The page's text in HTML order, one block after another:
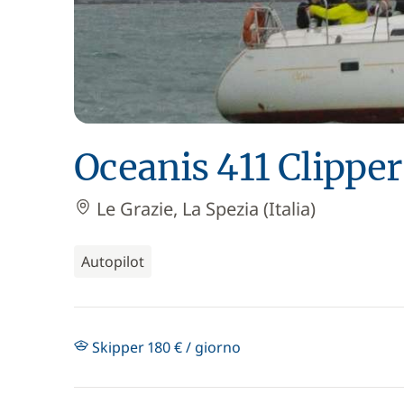
Oceanis 411 Clipper
Le Grazie, La Spezia (Italia)
Autopilot
Skipper 180 € / giorno